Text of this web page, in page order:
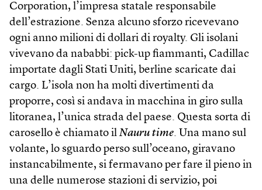
Corporation, l’impresa statale responsabile
dell’estrazione. Senza alcuno sforzo ricevevano
ogni anno milioni di dollari di royalty. Gli isolani
vivevano da nababbi: pick-up fiammanti, Cadillac
importate dagli Stati Uniti, berline scaricate dai
cargo. L’isola non ha molti divertimenti da
proporre, così si andava in macchina in giro sulla
litoranea, l’unica strada del paese. Questa sorta di
carosello è chiamato il Nauru time. Una mano sul
volante, lo sguardo perso sull’oceano, giravano
instancabilmente, si fermavano per fare il pieno in
una delle numerose stazioni di servizio, poi